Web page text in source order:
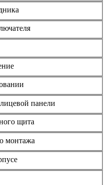
панели
щита
монтажа